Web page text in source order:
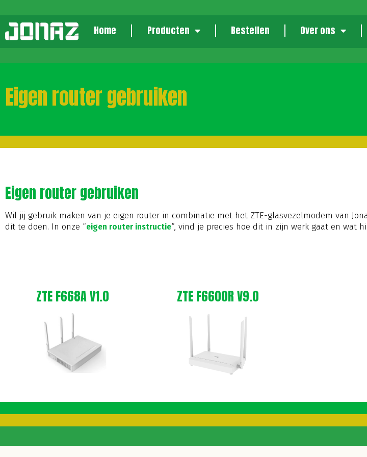
Home Producten Bestellen Over ons
Eigen router gebruiken
Eigen router gebruiken
Wil jij gebruik maken van je eigen router in combinatie met het ZTE-glasvezelmodem van
dit te doen. In onze “eigen router instructie“, vind je precies hoe dit in zijn werk gaat en wat
ZTE F668A V1.0 ZTE F6600R V9.0